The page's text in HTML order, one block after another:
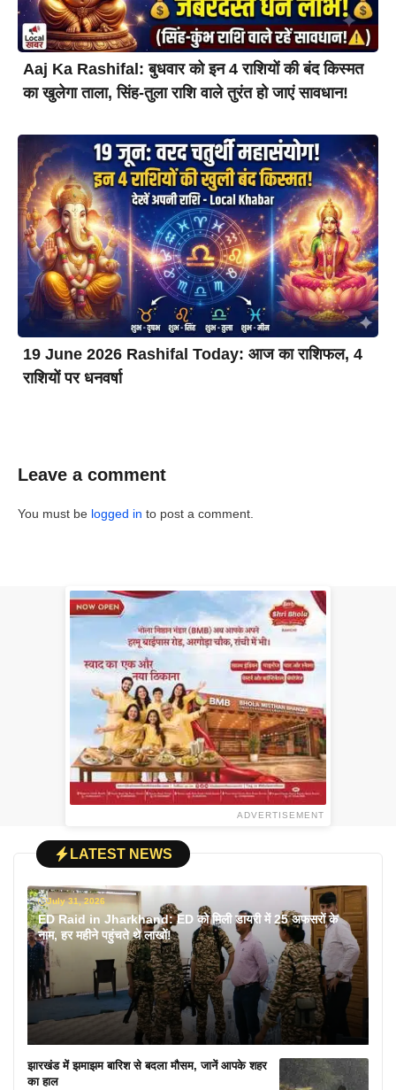
Aaj Ka Rashifal: बुधवार को इन 4 राशियों की बंद किस्मत
का खुलेगा ताला, सिंह-तुला राशि वाले तुरंत हो जाएं सावधान!
19 June 2026 Rashifal Today: आज का राशिफल, 4
राशियों पर धनवर्षा
Leave a comment
You must be logged in to post a comment.
ADVERTISEMENT
LATEST NEWS
July 31, 2026
ED Raid in Jharkhand: ED को मिली डायरी में 25 अफसरों के
नाम, हर महीने पहुंचते थे लाखों!
झारखंड में झमाझम बारिश से बदला मौसम, जानें आपके शहर
का हाल